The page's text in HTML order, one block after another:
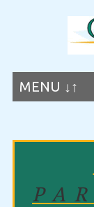
MENU ↓↑